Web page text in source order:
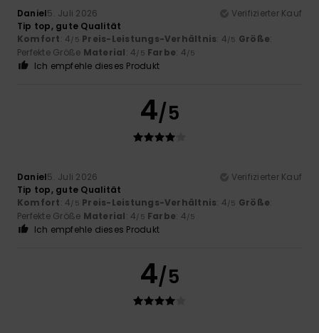
Daniel5. Juli 2026
Verifizierter Kauf
Tip top, gute Qualität
Komfort: 4/5 Preis-Leistungs-Verhältnis: 4/5 Größe:
Perfekte Größe Material: 4/5 Farbe: 4/5
Ich empfehle dieses Produkt
4/5
Daniel5. Juli 2026
Verifizierter Kauf
Tip top, gute Qualität
Komfort: 4/5 Preis-Leistungs-Verhältnis: 4/5 Größe:
Perfekte Größe Material: 4/5 Farbe: 4/5
Ich empfehle dieses Produkt
4/5